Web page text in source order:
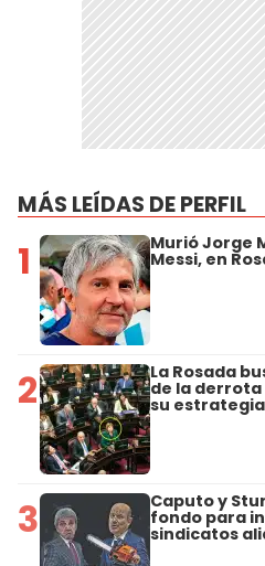
MÁS LEÍDAS DE PERFIL
1 Murió Jorge
Messi, en
2 La Rosada
de la derrota
su estrategia
3 Caputo y
fondo para
sindicatos